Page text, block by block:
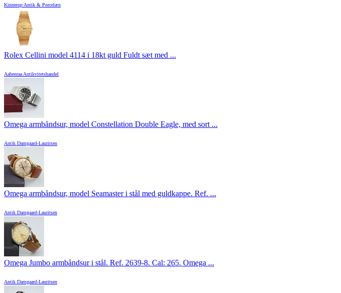
Kinnerup Antik & Porcelæn
Rolex Cellini model 4114 i 18kt guld Fuldt sæt med ...
Aabenraa Antikvitetshandel
Omega armbåndsur, model Constellation Double Eagle, med sort ...
Antik Damgaard-Lauritsen
Omega armbåndsur, model Seamaster i stål med guldkappe. Ref. ...
Antik Damgaard-Lauritsen
Omega Jumbo armbåndsur i stål. Ref. 2639-8. Cal: 265. Omega ...
Antik Damgaard-Lauritsen